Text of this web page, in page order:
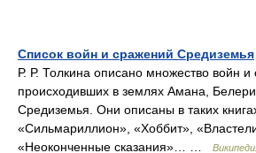
Список войн и сражений Средиземья
Р. Р. Толкина описано множество войн и
происходивших в землях Амана,
Средиземья. Они описаны в таких
«Сильмариллион», «Хоббит»,
«Неоконченные сказания»… …